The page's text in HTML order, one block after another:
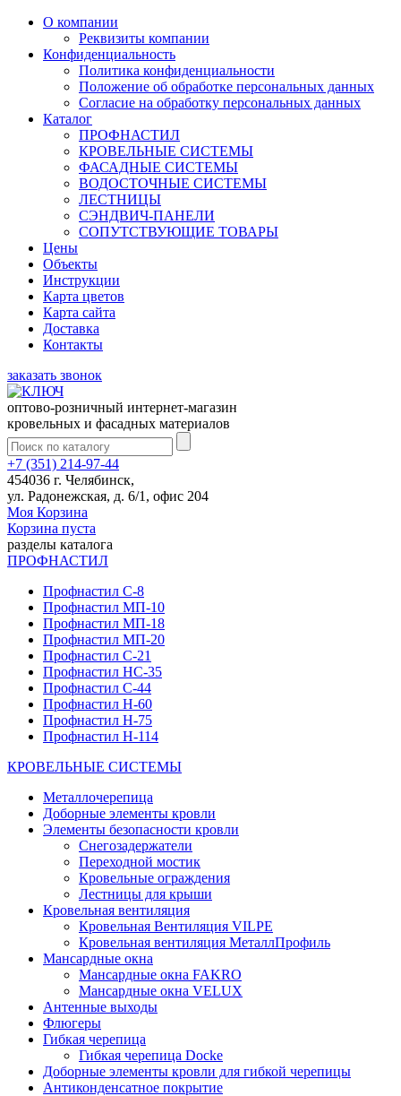
О компании
Реквизиты компании
Конфиденциальность
Политика конфиденциальности
Положение об обработке персональных данных
Согласие на обработку персональных данных
Каталог
ПРОФНАСТИЛ
КРОВЕЛЬНЫЕ СИСТЕМЫ
ФАСАДНЫЕ СИСТЕМЫ
ВОДОСТОЧНЫЕ СИСТЕМЫ
ЛЕСТНИЦЫ
СЭНДВИЧ-ПАНЕЛИ
СОПУТСТВУЮЩИЕ ТОВАРЫ
Цены
Объекты
Инструкции
Карта цветов
Карта сайта
Доставка
Контакты
заказать звонок
оптово-розничный интернет-магазин
кровельных и фасадных материалов
+7 (351) 214-97-44
454036 г. Челябинск,
ул. Радонежская, д. 6/1, офис 204
Моя Корзина
Корзина пуста
разделы каталога
ПРОФНАСТИЛ
Профнастил С-8
Профнастил МП-10
Профнастил МП-18
Профнастил МП-20
Профнастил С-21
Профнастил НС-35
Профнастил С-44
Профнастил Н-60
Профнастил Н-75
Профнастил Н-114
КРОВЕЛЬНЫЕ СИСТЕМЫ
Металлочерепица
Доборные элементы кровли
Элементы безопасности кровли
Снегозадержатели
Переходной мостик
Кровельные ограждения
Лестницы для крыши
Кровельная вентиляция
Кровельная Вентиляция VILPE
Кровельная вентиляция МеталлПрофиль
Мансардные окна
Мансардные окна FAKRO
Мансардные окна VELUX
Антенные выходы
Флюгеры
Гибкая черепица
Гибкая черепица Docke
Доборные элементы кровли для гибкой черепицы
Антиконденсатное покрытие